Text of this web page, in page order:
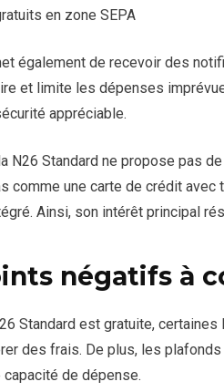
en zone SEPA
également de recevoir des
et limite les dépenses
appréciable.
N26 Standard ne propose pas
comme une carte de crédit avec
Ainsi, son intérêt principal
négatifs à
Standard est gratuite,
des frais. De plus, les
de dépense.